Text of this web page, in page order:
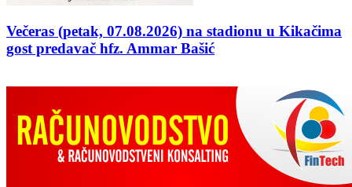
Večeras (petak, 07.08.2026) na stadionu u Kikačima
gost predavač hfz. Ammar Bašić